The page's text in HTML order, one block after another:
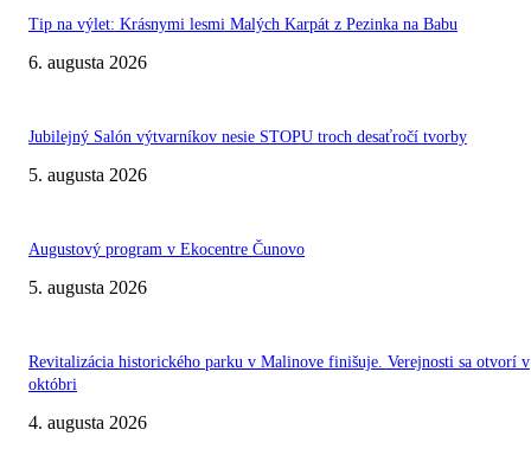
Tip na výlet: Krásnymi lesmi Malých Karpát z Pezinka na Babu
6. augusta 2026
Jubilejný Salón výtvarníkov nesie STOPU troch desaťročí tvorby
5. augusta 2026
Augustový program v Ekocentre Čunovo
5. augusta 2026
Revitalizácia historického parku v Malinove finišuje. Verejnosti sa otvorí v
októbri
4. augusta 2026